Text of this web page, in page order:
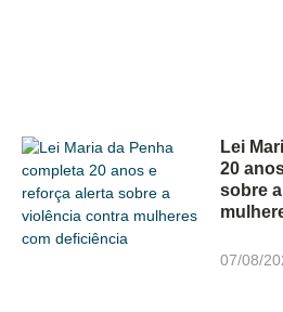
Lei
20
sobre
07/08/